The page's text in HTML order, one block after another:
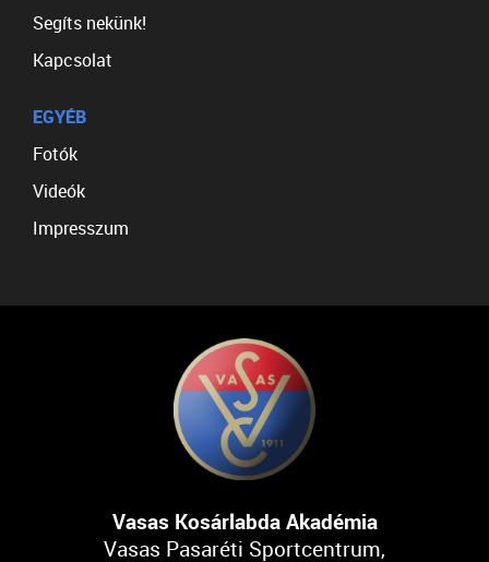
Segíts nekünk!
Kapcsolat
EGYÉB
Fotók
Videók
Impresszum
Vasas Kosárlabda Akadémia
Vasas Pasaréti Sportcentrum,